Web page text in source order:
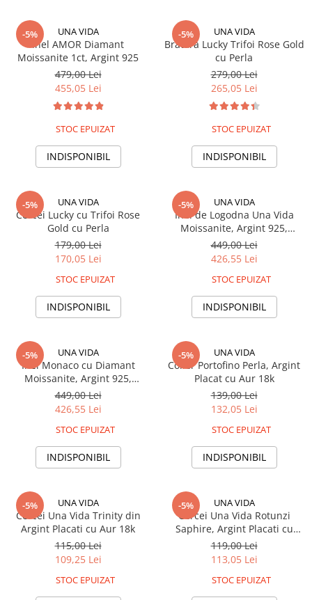
-5% UNA VIDA
Inel AMOR Diamant
Moissanite 1ct, Argint 925
479,00 Lei
455,05 Lei
STOC EPUIZAT
INDISPONIBIL
-5% UNA VIDA
Bratara Lucky Trifoi Rose Gold
cu Perla
279,00 Lei
265,05 Lei
STOC EPUIZAT
INDISPONIBIL
-5% UNA VIDA
Cercei Lucky cu Trifoi Rose
Gold cu Perla
179,00 Lei
170,05 Lei
STOC EPUIZAT
INDISPONIBIL
-5% UNA VIDA
Inel de Logodna Una Vida
Moissanite, Argint 925,
Ajustabil
449,00 Lei
426,55 Lei
STOC EPUIZAT
INDISPONIBIL
-5% UNA VIDA
Inel Monaco cu Diamant
Moissanite, Argint 925,
Ajustabil
449,00 Lei
426,55 Lei
STOC EPUIZAT
INDISPONIBIL
-5% UNA VIDA
Colier Portofino Perla, Argint
Placat cu Aur 18k
139,00 Lei
132,05 Lei
STOC EPUIZAT
INDISPONIBIL
-5% UNA VIDA
Cercei Una Vida Trinity din
Argint Placati cu Aur 18k
115,00 Lei
109,25 Lei
STOC EPUIZAT
-5% UNA VIDA
Cercei Una Vida Rotunzi
Saphire, Argint Placati cu
Rodiu
119,00 Lei
113,05 Lei
STOC EPUIZAT